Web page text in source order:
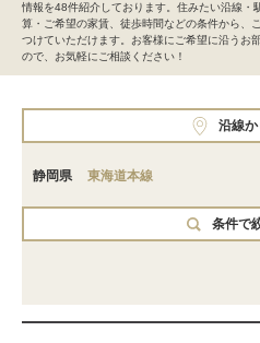
情報を48件紹介しております。住みたい沿線・
算・ご希望の家賃、徒歩時間などの条件から、
つけていただけます。お客様にご希望に沿うお
ので、お気軽にご相談ください！
沿線
静岡県 東海道本線
条件で